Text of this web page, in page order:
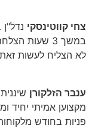
צחי קווטינסקי
במשך 3 שעות
לא הצליח לעשות זאת
ענבר הזלקורן
מקצוען אמיתי
פניות בחודש